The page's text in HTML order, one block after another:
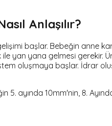
Anlaşılır?
başlar. Bebeğin anne
yan yana gelmesi gerekir.
oluşmaya başlar. İdrar
5. ayında 10mm'nin, 8.